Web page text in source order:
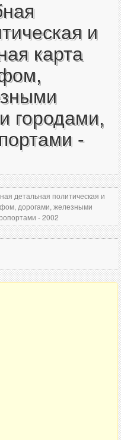
и
карта
городами,
-
детальная политическая и
дорогами, железными
- 2002